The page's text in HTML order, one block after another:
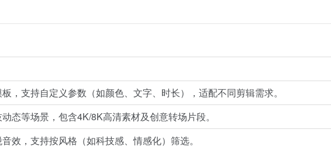
，支持自定义参数（如颜色、文字、时长），适配不同剪辑需求。
态等场景，包含4K/8K高清素材及创意转场片段。
效，支持按风格（如科技感、情感化）筛选。